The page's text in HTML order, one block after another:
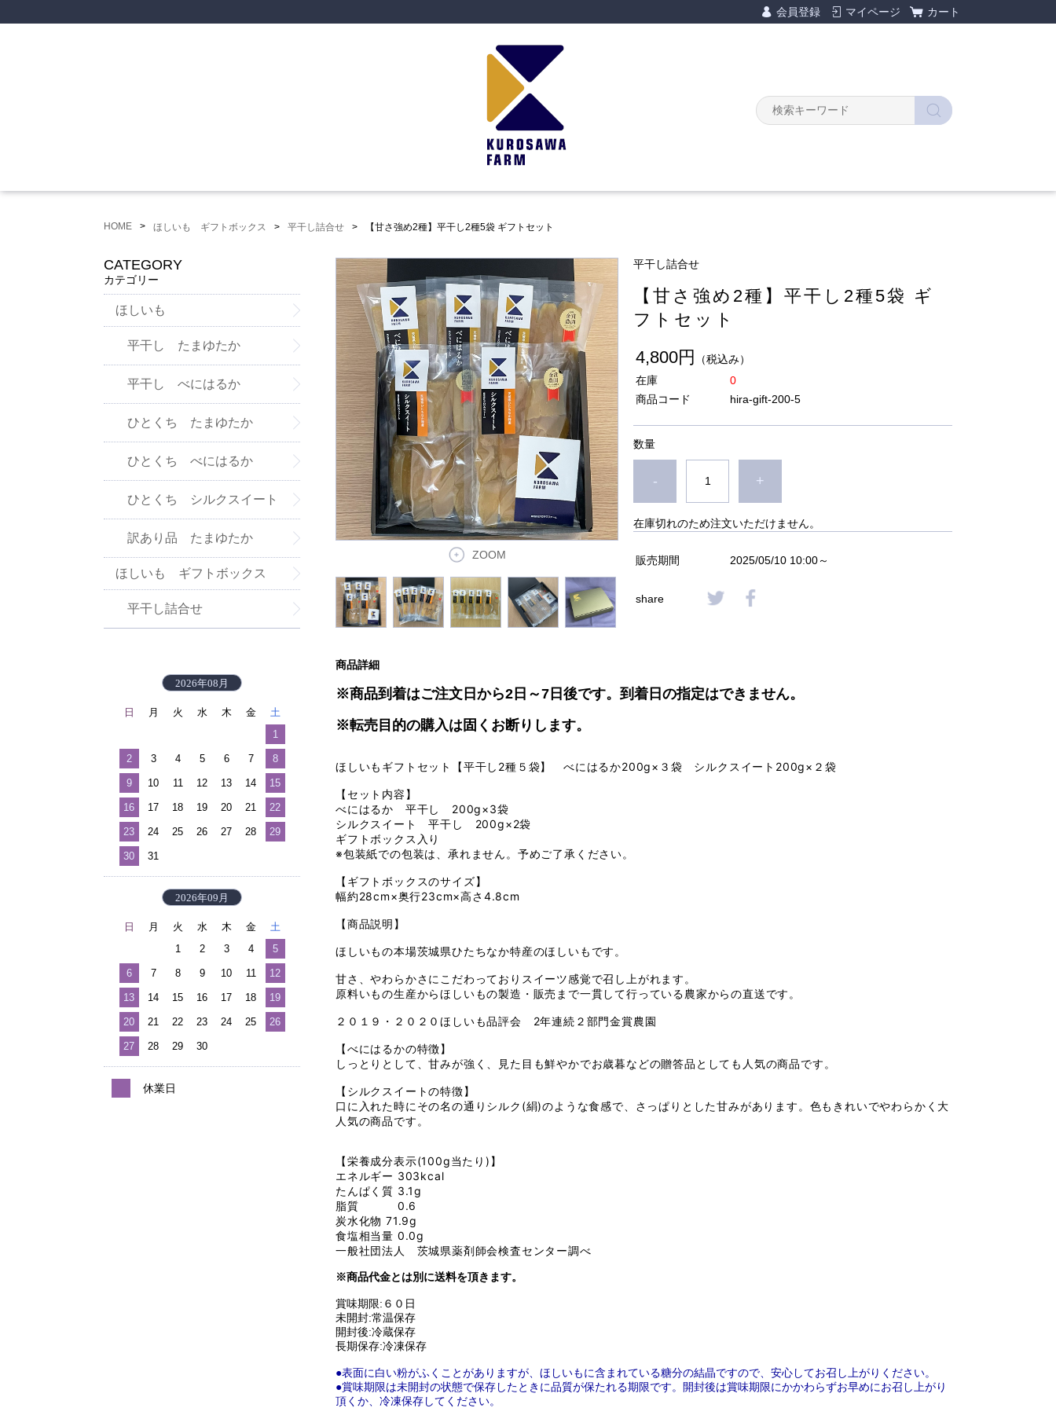
会員登録 マイページ カート
HOME ほしいも ギフトボックス 平干し詰合せ 【甘さ強め2種】平干し2種5袋 ギフトセット
ZOOM
平干し詰合せ
【甘さ強め2種】平干し2種5袋 ギ
フトセット
4,800円
（税込み）
在庫
0
商品コード
hira-gift-200-5
数量
- +
在庫切れのため注文いただけません。
販売期間 2025/05/10 10:00～
share
商品詳細
※商品到着はご注文日から2日～7日後です。到着日の指定はできません。
※転売目的の購入は固くお断りします。
ほしいもギフトセット【平干し2種５袋】 べにはるか200g×３袋 シルクスイート200g×２袋
【セット内容】
べにはるか 平干し 200g×3袋
シルクスイート 平干し 200g×2袋
ギフトボックス入り
※包装紙での包装は、承れません。予めご了承ください。
【ギフトボックスのサイズ】
幅約28cm×奥行23cm×高さ4.8cm
【商品説明】
ほしいもの本場茨城県ひたちなか特産のほしいもです。
甘さ、やわらかさにこだわっておりスイーツ感覚で召し上がれます。
原料いもの生産からほしいもの製造・販売まで一貫して行っている農家からの直送です。
２０１９・２０２０ほしいも品評会 2年連続２部門金賞農園
【べにはるかの特徴】
しっとりとして、甘みが強く、見た目も鮮やかでお歳暮などの贈答品としても人気の商品です。
【シルクスイートの特徴】
口に入れた時にその名の通りシルク(絹)のような食感で、さっぱりとした甘みがあります。色もきれいでやわらかく大
人気の商品です。
【栄養成分表示(100g当たり)】
エネルギー 303kcal
たんぱく質 3.1g
脂質 0.6
炭水化物 71.9g
食塩相当量 0.0g
一般社団法人 茨城県薬剤師会検査センター調べ
※商品代金とは別に送料を頂きます。
賞味期限:６０日
未開封:常温保存
開封後:冷蔵保存
長期保存:冷凍保存
●表面に白い粉がふくことがありますが、ほしいもに含まれている糖分の結晶ですので、安心してお召し上がりください。
●賞味期限は未開封の状態で保存したときに品質が保たれる期限です。開封後は賞味期限にかかわらずお早めにお召し上がり
頂くか、冷凍保存してください。
CATEGORY
カテゴリー
ほしいも
平干し たまゆたか
平干し べにはるか
ひとくち たまゆたか
ひとくち べにはるか
ひとくち シルクスイート
訳あり品 たまゆたか
ほしいも ギフトボックス
平干し詰合せ
2026年08月
日 月 火 水 木 金
土
1
2 3 4 5 6 7 8
9 10 11 12 13 14 15
16 17 18 19 20 21 22
23 24 25 26 27 28 29
30 31
2026年09月
日 月 火 水 木 金
土
1
2 3 4 5
6 7 8 9 10 11 12
13 14 15 16 17 18 19
20 21 22 23 24 25 26
27 28 29 30
休業日